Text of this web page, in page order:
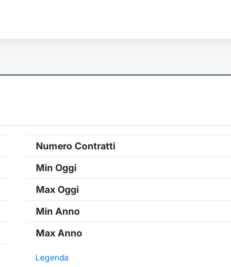
Numero Contratti
Min Oggi
Max Oggi
Min Anno
Max Anno
Legenda